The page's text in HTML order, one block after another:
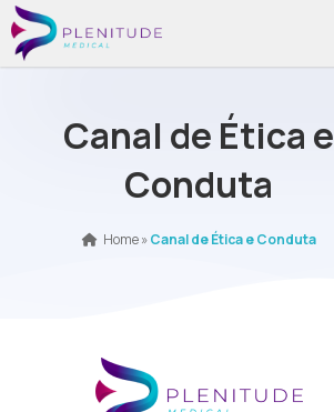
Canal de Ética e
Conduta
Home»Canal de Ética e Conduta
Sobre o Canal de Ética